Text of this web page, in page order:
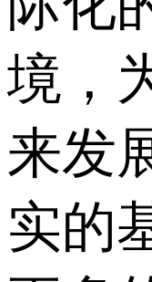
境，
来发
实的